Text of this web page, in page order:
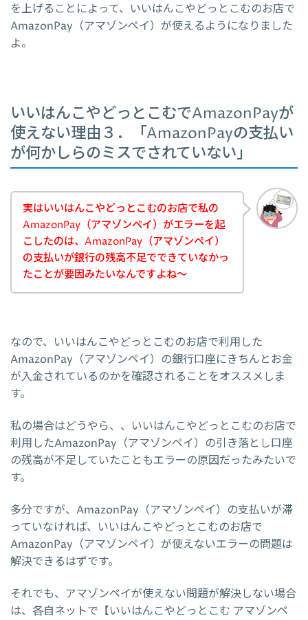
を上げることによって、いいはんこやどっとこむのお店で
AmazonPay（アマゾンペイ）が使えるようになりました
よ。
いいはんこやどっとこむでAmazonPayが
使えない理由３．「AmazonPayの支払い
が何かしらのミスでされていない」
実はいいはんこやどっとこむのお店で私の
AmazonPay（アマゾンペイ）がエラーを起
こしたのは、AmazonPay（アマゾンペイ）
の支払いが銀行の残高不足でできていなかっ
たことが要因みたいなんですよね～
なので、いいはんこやどっとこむのお店で利用した
AmazonPay（アマゾンペイ）の銀行口座にきちんとお金
が入金されているのかを確認されることをオススメしま
す。
私の場合はどうやら、、いいはんこやどっとこむのお店で
利用したAmazonPay（アマゾンペイ）の引き落とし口座
の残高が不足していたこともエラーの原因だったみたいで
す。
多分ですが、AmazonPay（アマゾンペイ）の支払いが滞
っていなければ、いいはんこやどっとこむのお店で
AmazonPay（アマゾンペイ）が使えないエラーの問題は
解決できるはずです。
それでも、アマゾンペイが使えない問題が解決しない場合
は、各自ネットで【いいはんこやどっとこむ アマゾンペ